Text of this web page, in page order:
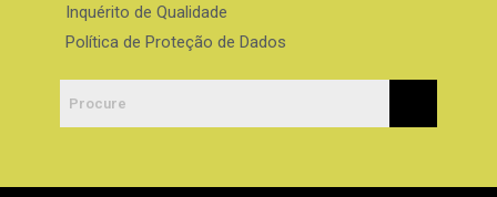
Inquérito de Qualidade
Política de Proteção de Dados